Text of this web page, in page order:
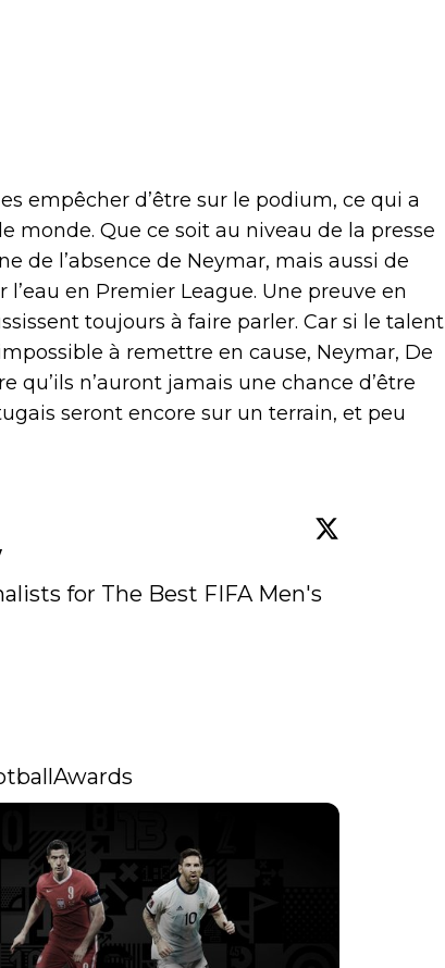
empêcher d’être sur le podium, ce qui a
monde. Que ce soit au niveau de la presse
de l’absence de Neymar, mais aussi de
en Premier League. Une preuve en
toujours à faire parler. Car si le talent
à remettre en cause, Neymar, De
qu’ils n’auront jamais une chance d’être
seront encore sur un terrain, et peu
for The Best FIFA Men's